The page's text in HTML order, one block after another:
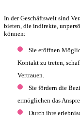
In der Geschäftswelt sind
bieten, die indirekte,
können:
Sie eröffnen
Kontakt zu treten,
Vertrauen.
Sie fördern die
ermöglichen das
Durch ihre